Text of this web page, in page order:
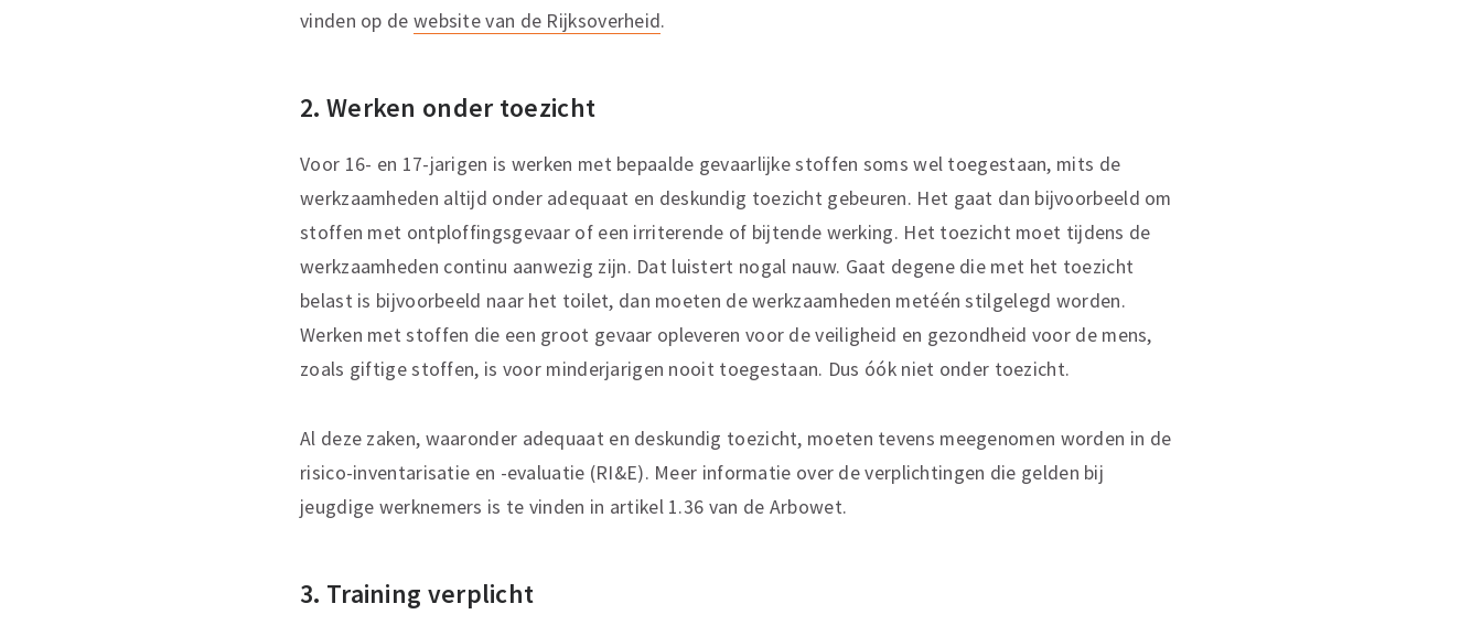
vinden op de website van de Rijksoverheid.
2. Werken onder toezicht
Voor 16- en 17-jarigen is werken met bepaalde gevaarlijke stoffen soms wel toegestaan, mits de
werkzaamheden altijd onder adequaat en deskundig toezicht gebeuren. Het gaat dan bijvoorbeeld om
stoffen met ontploffingsgevaar of een irriterende of bijtende werking. Het toezicht moet tijdens de
werkzaamheden continu aanwezig zijn. Dat luistert nogal nauw. Gaat degene die met het toezicht
belast is bijvoorbeeld naar het toilet, dan moeten de werkzaamheden metéén stilgelegd worden.
Werken met stoffen die een groot gevaar opleveren voor de veiligheid en gezondheid voor de mens,
zoals giftige stoffen, is voor minderjarigen nooit toegestaan. Dus óók niet onder toezicht.
Al deze zaken, waaronder adequaat en deskundig toezicht, moeten tevens meegenomen worden in de
risico-inventarisatie en -evaluatie (RI&E). Meer informatie over de verplichtingen die gelden bij
jeugdige werknemers is te vinden in artikel 1.36 van de Arbowet.
3. Training verplicht